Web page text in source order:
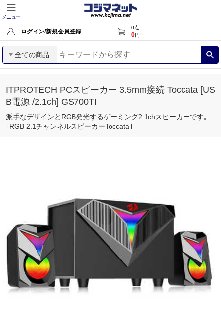
メニュー
ログイン/新規会員登録
0点
0円
全ての商品
ITPROTECH PCスピーカー 3.5mm接続 Toccata [US
B電源 /2.1ch] GS700TI
派手なデザインとRGB発光するゲーミング2.1chスピーカーです｡
｢RGB 2.1チャンネルスピーカーToccata｣